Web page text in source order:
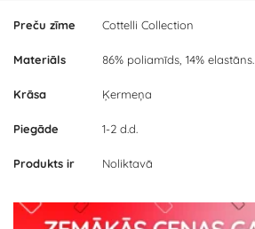
Preču zīme Cottelli Collection
Materiāls 86% poliamīds, 14% elastāns.
Krāsa Ķermeņa
Piegāde 1-2 d.d.
Produkts ir Noliktavā